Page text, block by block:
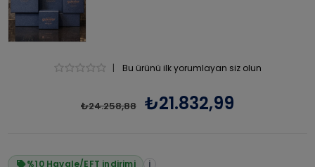
| Bu ürünü ilk yorumlayan siz olun
₺24.258,88 ₺21.832,99
%10 Havale/EFT indirimi i